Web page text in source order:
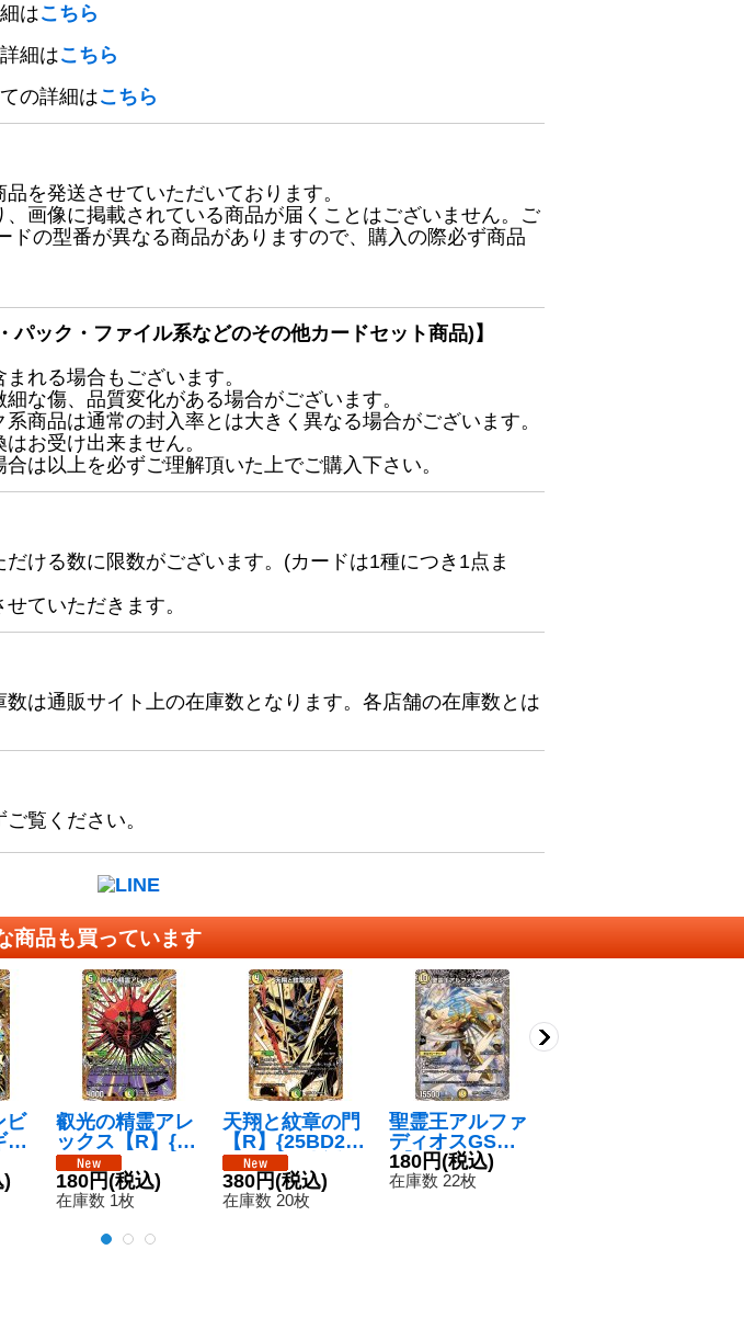
はこちら
細はこちら
の詳細はこちら
を発送させていただいております。
画像に掲載されている商品が届くことはございません。ご
ドの型番が異なる商品がありますので、購入の際必ず商品
パック・ファイル系などのその他カードセット商品)】
れる場合もございます。
な傷、品質変化がある場合がございます。
商品は通常の封入率とは大きく異なる場合がございます。
お受け出来ません。
は以上を必ずご理解頂いた上でご購入下さい。
ける数に限数がございます。(カードは1種につき1点ま
ていただきます。
は通販サイト上の在庫数となります。各店舗の在庫数とは
ご覧ください。
商品も買っています
ビ
ャ
叡光の精霊アレ
ックス【R】{25
BD2SP5/SP7}
《多》
180円(税込)
在庫数 1枚
天翔と紋章の門
【R】{25BD2S
P6/SP7}《多》
380円(税込)
在庫数 20枚
聖霊王アルファ
ディオスGS【S
R】{25RP2TR3/
TR9}《光》
180円(税込)
在庫数 22枚